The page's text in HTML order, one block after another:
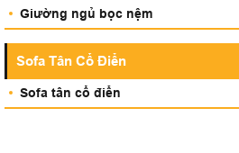
Giường ngủ bọc nệm
Sofa Tân Cổ Điển
Sofa tân cổ điển